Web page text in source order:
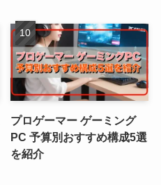
プロゲーマー ゲーミング
PC 予算別おすすめ構成5選
を紹介